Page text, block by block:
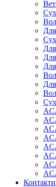
Для